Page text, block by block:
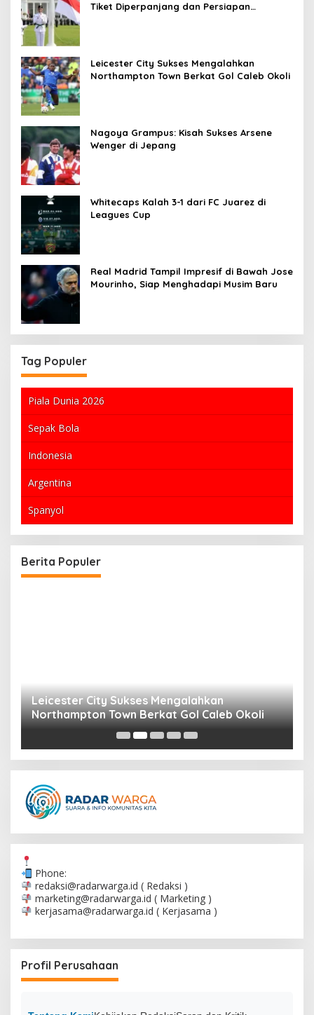
Tiket Diperpanjang dan Persiapan
Leicester City Sukses Mengalahkan
Northampton Town Berkat Gol Caleb Okoli
Nagoya Grampus: Kisah Sukses Arsene
Wenger di Jepang
Whitecaps Kalah 3-1 dari FC Juarez di
Leagues Cup
Real Madrid Tampil Impresif di Bawah Jose
Mourinho, Siap Menghadapi Musim Baru
Tag Populer
Piala Dunia 2026
Sepak Bola
Indonesia
Argentina
Spanyol
Berita Populer
Leicester City Sukses Mengalahkan
Northampton Town Berkat Gol Caleb Okoli
Phone:
redaksi@radarwarga.id ( Redaksi )
marketing@radarwarga.id ( Marketing )
kerjasama@radarwarga.id ( Kerjasama )
Profil Perusahaan